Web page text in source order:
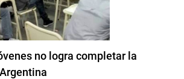
no logra completar la